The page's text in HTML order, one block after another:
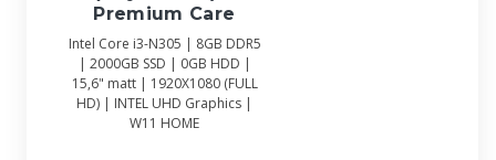
Premium Care
Intel Core i3-N305 | 8GB DDR5
| 2000GB SSD | 0GB HDD |
15,6" matt | 1920X1080 (FULL
HD) | INTEL UHD Graphics |
W11 HOME